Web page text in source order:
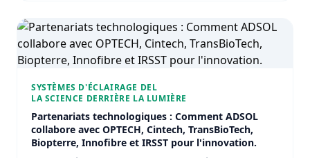
SYSTÈMES D'ÉCLAIRAGE DEL
LA SCIENCE DERRIÈRE LA LUMIÈRE
Partenariats technologiques : Comment ADSOL
collabore avec OPTECH, Cintech, TransBioTech,
Biopterre, Innofibre et IRSST pour l'innovation.